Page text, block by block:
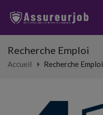
Recherche Emploi
Accueil Recherche Emploi